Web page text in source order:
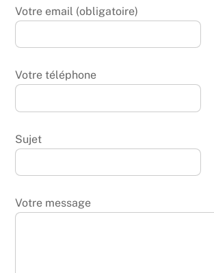
Votre email (obligatoire)
Votre téléphone
Sujet
Votre message